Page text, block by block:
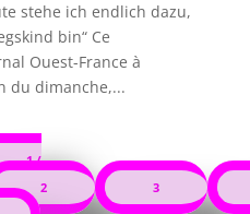
stehe ich endlich dazu,
bin“ Ce
Ouest-France à
du dimanche,...
1 /
2
3